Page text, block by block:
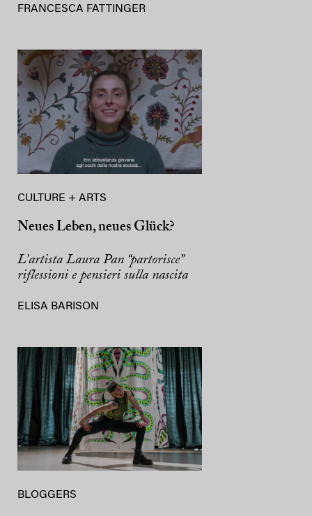
FRANCESCA FATTINGER
CULTURE + ARTS
Neues Leben, neues Glück?
L’artista Laura Pan “partorisce”
riflessioni e pensieri sulla nascita
ELISA BARISON
BLOGGERS